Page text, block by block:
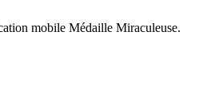
mobile Médaille Miraculeuse.